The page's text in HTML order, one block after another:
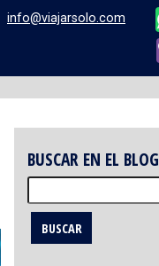
info@viajarsolo.com
BUSCAR EN EL BLOG